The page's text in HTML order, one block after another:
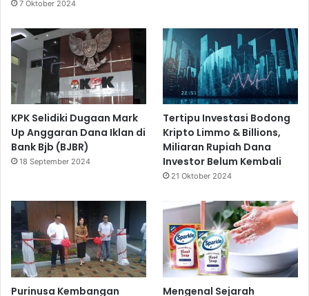
7 Oktober 2024
KPK Selidiki Dugaan Mark
Up Anggaran Dana Iklan di
Bank Bjb (BJBR)
18 September 2024
Tertipu Investasi Bodong
Kripto Limmo & Billions,
Miliaran Rupiah Dana
Investor Belum Kembali
21 Oktober 2024
Purinusa Kembangan
Mengenal Sejarah